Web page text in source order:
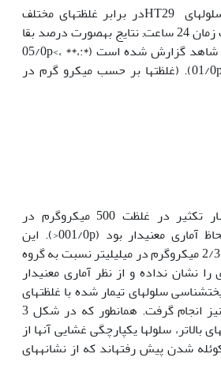
شکل 2: درصد بقای سلول‏های HT29در برابر غلظت‏های مختلف
نانوذرات نقره در مدت زمان 24 ساعت; نتایج به‏صورت درصد بقا
در مقایسه با نمونه‏های شاهد گزارش شده است (*:05/0­p<­، **،
01/0p<، *** 001/0p< : n=3). (غلظت‏ها بر حسب میکرو گرم در
به‏طوری‏که بیشترین مهار تکثیر در غلظت 500 میکروگرم در
میلی‏لیتر بوده که از لحاظ آماری معنی‏دار بود (001/0p<). این
درحالی بود که غلظت 2/31 میکروگرم در میلی‫لیتر نسبت به گروه
نشان نداده و از نظر آماری معنی‏دار
نبوده است. تغییرات ریخت‫شناسی سلول‏های تیمار شده با غلظت‫های
مختلف نانوذرات نقره نیز انجام گرفت. همان‏طور که در شکل 3
سلول‏ها یکپارچگی غشایی آن‏ها از
شدن پیش رفته‏اند که از نشانه‏های